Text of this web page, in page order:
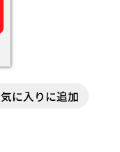
に入りに追加